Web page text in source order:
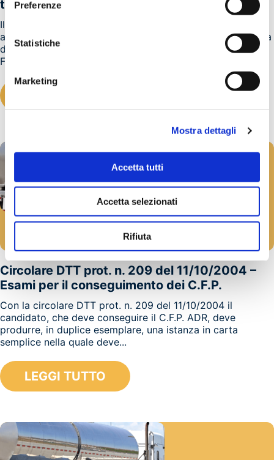
Preferenze
Statistiche
Marketing
Mostra dettagli
Accetta tutti
Accetta selezionati
Rifiuta
tunnel rimane chiuso per sei ore
Il giorno 8 ottobre un incidente ha coinvolto quattro
automezzi pesanti a circa un chilometro dall'uscita italiana
del tunnel del Frejus, valico alpino che collega Italia e
Francia.L'incidente ha provocato...
Circolare DTT prot. n. 209 del 11/10/2004 –
Esami per il conseguimento dei C.F.P.
Con la circolare DTT prot. n. 209 del 11/10/2004 il
candidato, che deve conseguire il C.F.P. ADR, deve
produrre, in duplice esemplare, una istanza in carta
semplice nella quale deve...
LEGGI TUTTO